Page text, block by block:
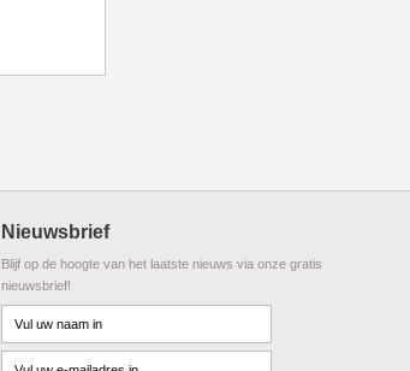
Nieuwsbrief
Blijf op de hoogte van het laatste nieuws via onze gratis
nieuwsbrief!